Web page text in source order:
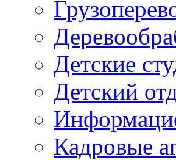
Детские
Детский
Кадровые